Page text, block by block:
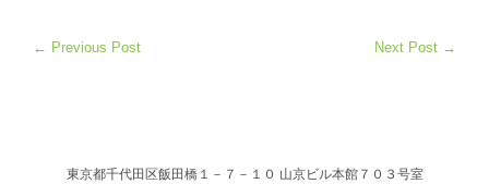
寄
← Previous Post Next Post →
東京都千代田区飯田橋１－７－１０ 山京ビル本館７０３号室